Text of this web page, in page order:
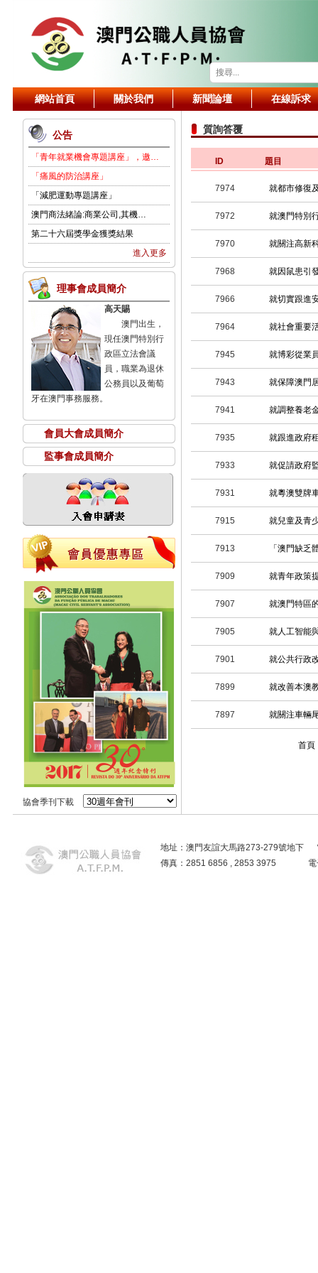
網站首頁 關於我們 新聞論壇 在線訴求
公告
「青年就業機會專題講座」，邀…
「痛風的防治講座」
「減肥運動專題講座」
澳門商法緒論:商業公司,其機…
第二十六屆獎學金獲獎結果
進入更多
理事會成員簡介
高天賜
澳門出生，
現任澳門特別行
政區立法會議
員，職業為退休
公務員以及葡萄
牙在澳門事務服務。
會員大會成員簡介
監事會成員簡介
協會季刊下載
質詢答覆
ID 題目
7974 就都市修復
7972 就澳門特別
7970 就關注高新
7968 就因鼠患引
7966 就切實跟進
7964 就社會重要
7945 就博彩從業
7943 就保障澳門
7941 就調整養老
7935 就跟進政府
7933 就促請政府
7931 就粵澳雙牌
7915 就兒童及青
7913 「澳門缺乏
7909 就青年政策
7907 就澳門特區
7905 就人工智能
7901 就公共行政
7899 就改善本澳
7897 就關注車輛
首頁
地址：澳門友誼大馬路273-279號地下
傳真：2851 6856 , 2853 3975 電